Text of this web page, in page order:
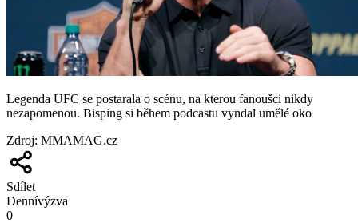
Legenda UFC se postarala o scénu, na kterou fanoušci nikdy
nezapomenou. Bisping si během podcastu vyndal umělé oko
Zdroj: MMAMAG.cz
Sdílet
Dennívýzva
0